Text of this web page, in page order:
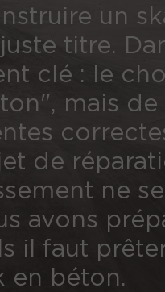
un
titre.
clé : le
mais
de
ne
avons
il faut
en béton.